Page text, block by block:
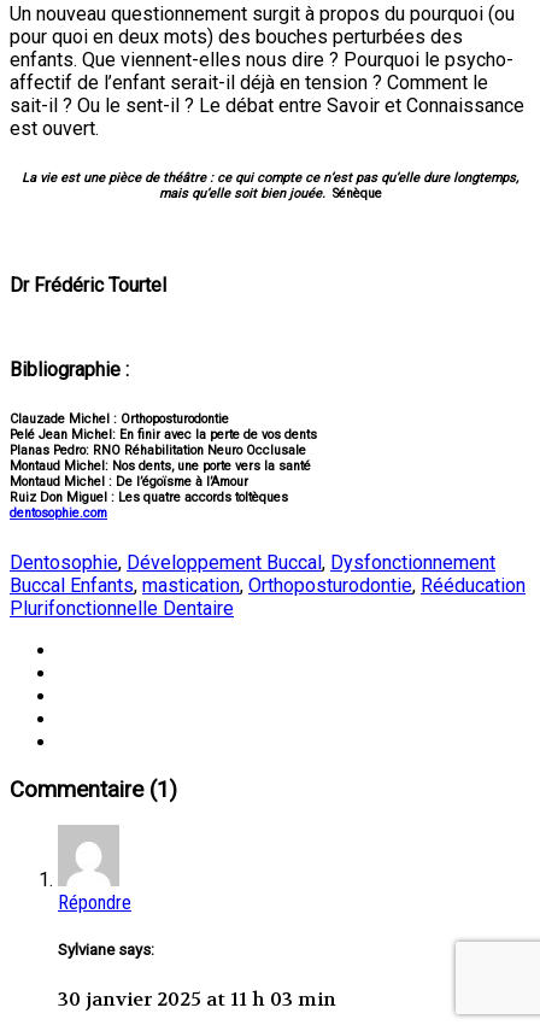
Un nouveau questionnement surgit à propos du pourquoi (ou
pour quoi en deux mots) des bouches perturbées des
enfants. Que viennent-elles nous dire ? Pourquoi le psycho-
affectif de l’enfant serait-il déjà en tension ? Comment le
sait-il ? Ou le sent-il ? Le débat entre Savoir et Connaissance
est ouvert.
La vie est une pièce de théâtre : ce qui compte ce n’est pas qu’elle dure longtemps,
mais qu’elle soit bien jouée.Sénèque
Dr Frédéric Tourtel
Bibliographie :
Clauzade Michel : Orthoposturodontie
Pelé Jean Michel: En finir avec la perte de vos dents
Planas Pedro: RNO Réhabilitation Neuro Occlusale
Montaud Michel: Nos dents, une porte vers la santé
Montaud Michel : De l’égoïsme à l’Amour
Ruiz Don Miguel : Les quatre accords toltèques
dentosophie.com
Dentosophie, Développement Buccal, Dysfonctionnement
Buccal Enfants, mastication, Orthoposturodontie, Rééducation
Plurifonctionnelle Dentaire
Commentaire (1)
Répondre
Sylviane says:
30 janvier 2025 at 11 h 03 min